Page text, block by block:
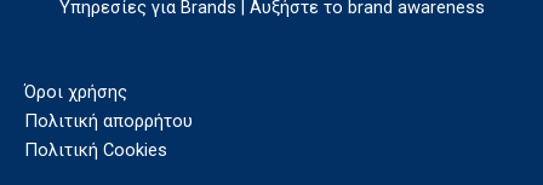
Υπηρεσίες για Brands | Αυξήστε το brand awareness
Όροι χρήσης
Πολιτική απορρήτου
Πολιτική Cookies